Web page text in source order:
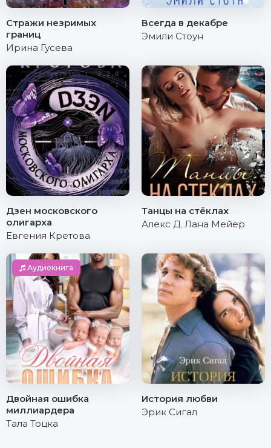
Стражи незримых
границ
Ирина Гусева
Всегда в декабре
Эмили Стоун
Дзен московского
олигарха
Евгения Кретова
Танцы на стёклах
Алекс Д, Лана Мейер
Аудиокнига
Двойная ошибка
миллиардера
Тала Тоцка
История любви
Эрик Сигал